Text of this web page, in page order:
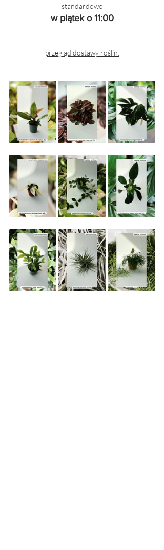
standardowo
w piątek o 11:00
przegląd dostawy roślin: